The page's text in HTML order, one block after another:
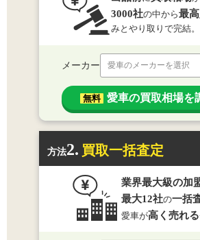
3000社の中から最
みとやり取りで完結。
メーカー 愛車のメーカーを選択
無料 愛車の買取相場を
方法2. 買取一括査定
業界最大級の加
最大12社の一括
愛車が高く売れる